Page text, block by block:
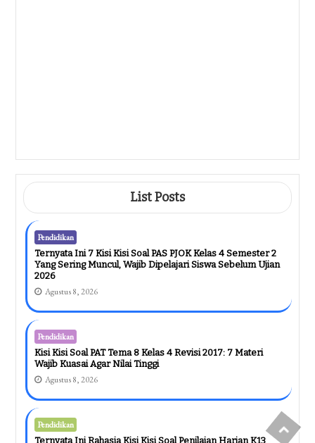
Muncul Di Ujian, Wajib Kamu Kuasai
Sebelum Terlambat!
List Posts
Pendidikan
Ternyata Ini 7 Kisi Kisi Soal PAS PJOK Kelas 4 Semester 2
Yang Sering Muncul, Wajib Dipelajari Siswa Sebelum Ujian
2026
Agustus 8, 2026
Pendidikan
Kisi Kisi Soal PAT Tema 8 Kelas 4 Revisi 2017: 7 Materi
Wajib Kuasai Agar Nilai Tinggi
Agustus 8, 2026
Pendidikan
Ternyata Ini Rahasia Kisi Kisi Soal Penilaian Harian K13